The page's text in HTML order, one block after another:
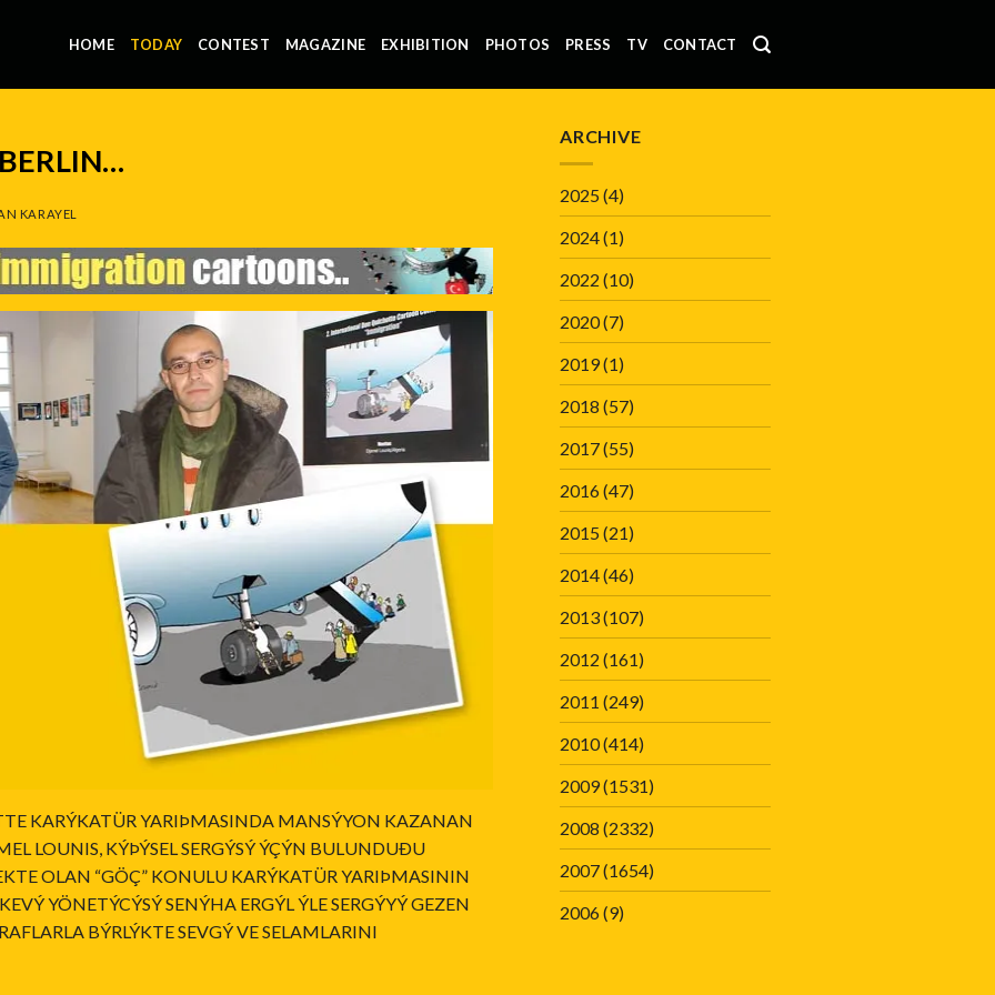
HOME TODAY CONTEST MAGAZINE EXHIBITION PHOTOS PRESS TV CONTACT
KARAYEL
KARÝKATÜR YARIÞMASINDA MANSÝYON KAZANAN
LOUNIS, KÝÞÝSEL SERGÝSÝ ÝÇÝN BULUNDUÐU
OLAN “GÖÇ” KONULU KARÝKATÜR YARIÞMASININ
YÖNETÝCÝSÝ SENÝHA ERGÝL ÝLE SERGÝYÝ GEZEN
BÝRLÝKTE SEVGÝ VE SELAMLARINI
ARCHIVE
2025(4)
2024(1)
2022 (10)
2020(7)
2019(1)
2018 (57)
2017(55)
2016(47)
2015(21)
2014(46)
2013(107)
2012 (161)
2011 (249)
2010(414)
2009(1531)
2008 (2332)
2007(1654)
2006(9)